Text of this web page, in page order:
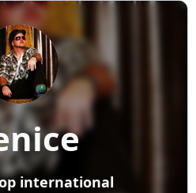
international